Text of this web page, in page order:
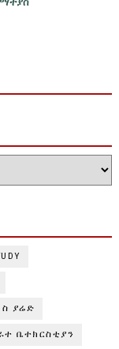
ያሬድ
ቤተክርስቲያን